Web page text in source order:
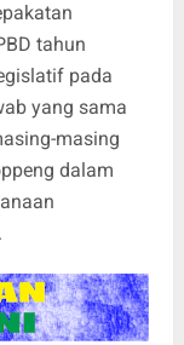
tahun
pada
yang sama
masing
dalam